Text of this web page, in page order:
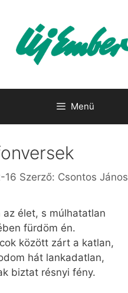
Menü
16 Szerző: Csontos János
az élet, s múlhatatlan
fürdöm én.
között zárt a katlan,
hát lankadatlan,
biztat résnyi fény.